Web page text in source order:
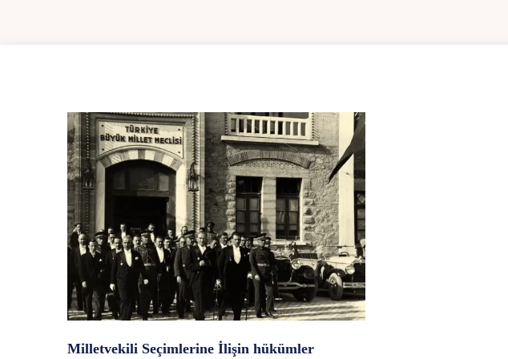
Milletvekili Seçimlerine İlişin hükümler